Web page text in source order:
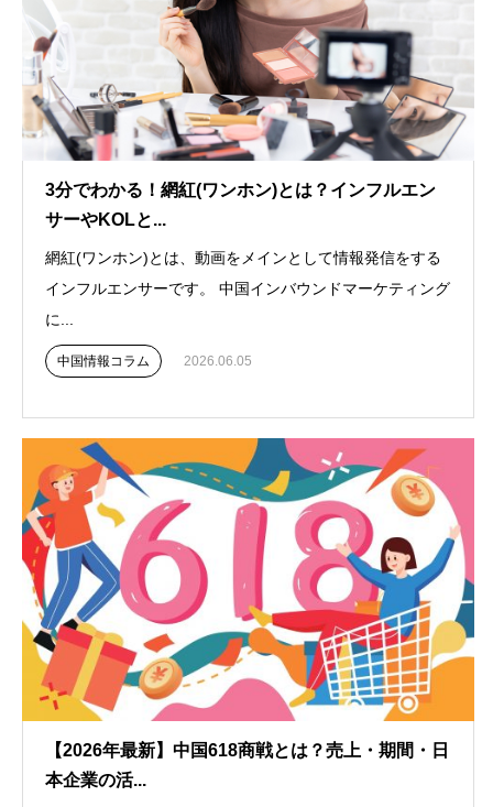
3分でわかる！網紅(ワンホン)とは？インフルエン
サーやKOLと...
網紅(ワンホン)とは、動画をメインとして情報発信をする
インフルエンサーです。 中国インバウンドマーケティング
に...
中国情報コラム 2026.06.05
【2026年最新】中国618商戦とは？売上・期間・日
本企業の活...